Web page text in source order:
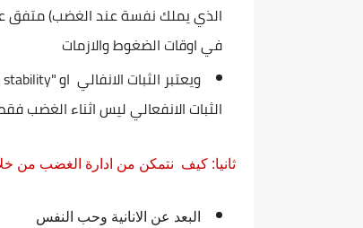
الذي يملك نفسة عند الغضب) متفق
في اوقات الضغوط والازمات
ويعتبر الثبات الانفالي او"
الثبات الانفعاليليس اثناء الغضب
ثانيا: كيف نتمكن من ادارة الغضب من
البعد عن الانانية وحب النفس